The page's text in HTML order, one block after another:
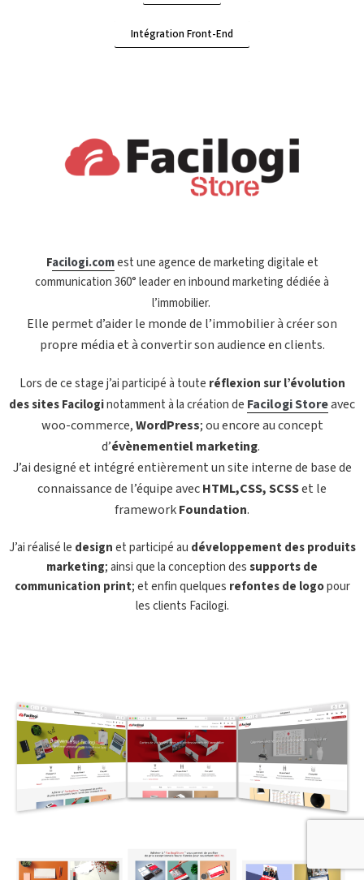
Intégration Front-End
Facilogi.comest une agence de marketing digitale et
communication 360° leader en inbound marketing dédiée à
l’immobilier.
Elle permet d’aider le monde de l’immobilier à créer son
propre média et à convertir son audience en clients.
Lors de ce stage j’ai participé à toute réflexion sur l’évolution
des sites Faciloginotamment à la création de Facilogi Storeavec
woo-commerce,WordPress; ou encore au concept
d’évènementiel marketing.
J’ai designé et intégré entièrement un site interne de base de
connaissance de l’équipe avecHTML,CSS, SCSSet le
frameworkFoundation.
J’ai réalisé le designet participé au développement des produits
marketing; ainsi que la conception dessupports de
communication print; et enfin quelques refontes de logopour
les clients Facilogi.